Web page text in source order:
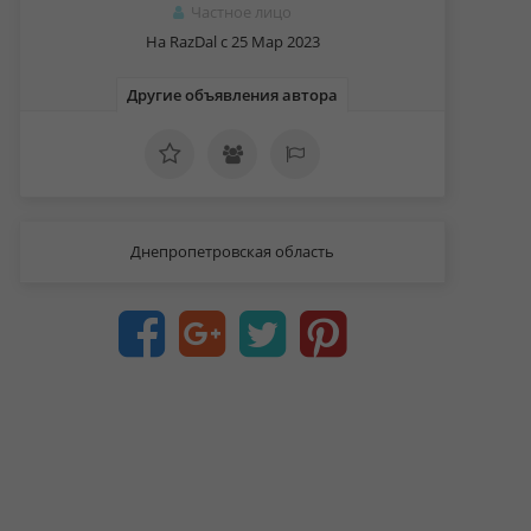
Частное лицо
На RazDal c 25 Мар 2023
Другие объявления автора
Днепропетровская область